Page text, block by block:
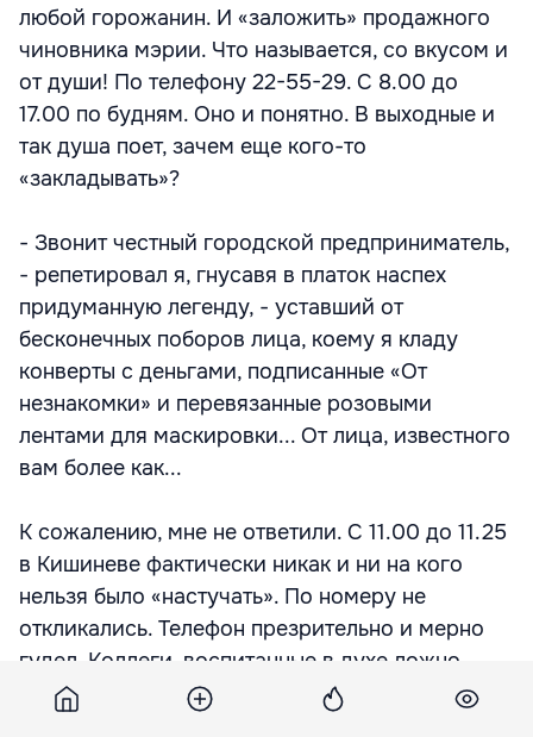
любой горожанин. И «заложить» продажного
чиновника мэрии. Что называется, со вкусом и
от души! По телефону 22-55-29. С 8.00 до
17.00 по будням. Оно и понятно. В выходные и
так душа поет, зачем еще кого-то
«закладывать»?
- Звонит честный городской предприниматель,
- репетировал я, гнусавя в платок наспех
придуманную легенду, - уставший от
бесконечных поборов лица, коему я кладу
конверты с деньгами, подписанные «От
незнакомки» и перевязанные розовыми
лентами для маскировки... От лица, известного
вам более как...
К сожалению, мне не ответили. С 11.00 до 11.25
в Кишиневе фактически никак и ни на кого
нельзя было «настучать». По номеру не
откликались. Телефон презрительно и мерно
гудел. Коллеги, воспитанные в духе ложно
понятой порядочности, на меня косились. В